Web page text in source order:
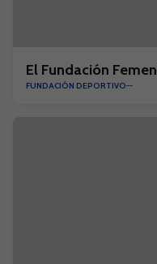
El Fundación
FUNDACIÓN DEPORTIVO